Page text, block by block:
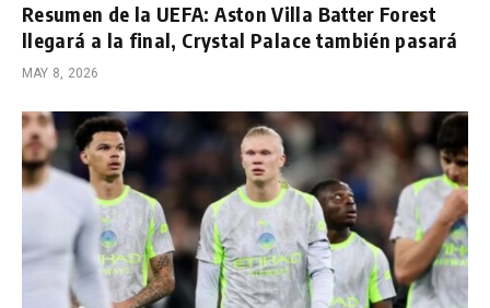
Resumen de la UEFA: Aston Villa Batter Forest
llegará a la final, Crystal Palace también pasará
MAY 8, 2026